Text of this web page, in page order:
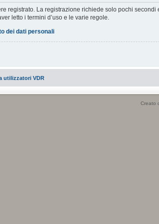
registrato. La registrazione richiede solo pochi
letto i termini d’uso e le varie regole.
dei dati personali
utilizzatori VDR
Creato